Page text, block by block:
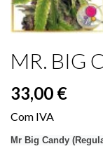
MR. BIG
33,00 €
Com IVA
Mr Big Candy